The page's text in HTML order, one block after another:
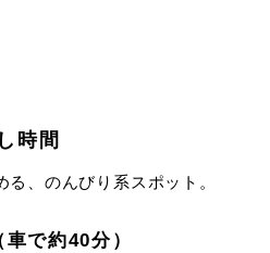
時間
、のんびり系スポット。
で約40分）